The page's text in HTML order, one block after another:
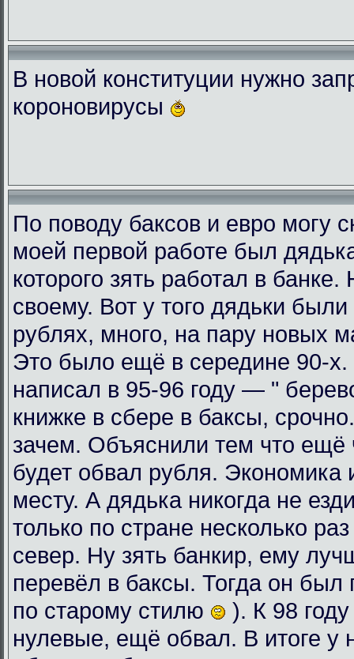
В новой конституции нужно
короновирусы
По поводу баксов и евро могу
моей первой работе был
которого зять работал в
своему. Вот у того дядьки
рублях, много, на пару новых
Это было ещё в середине 90-х.
написал в 95-96 году — "
книжке в сбере в баксы,
зачем. Объяснили тем что ещё
будет обвал рубля. Экономика
месту. А дядька никогда не
только по стране несколько
север. Ну зять банкир, ему
перевёл в баксы. Тогда он был
по старому стилю
). К 98
нулевые, ещё обвал. В итоге у